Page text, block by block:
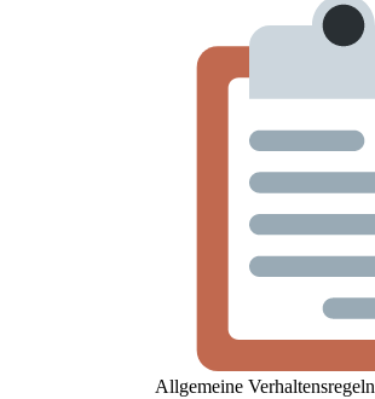
Allgemeine Verhaltensregeln